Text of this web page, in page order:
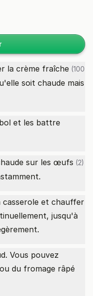
la crème fraîche (100
soit chaude mais
et les battre
sur les œufs (2)
casserole et chauffer
jusqu'à
Vous pouvez
du fromage râpé